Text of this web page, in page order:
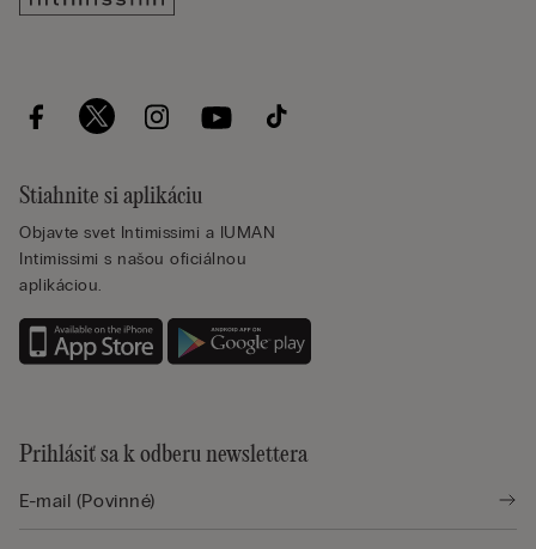
Stiahnite si aplikáciu
Objavte svet Intimissimi a IUMAN
Intimissimi s našou oficiálnou
aplikáciou.
Prihlásiť sa k odberu newslettera